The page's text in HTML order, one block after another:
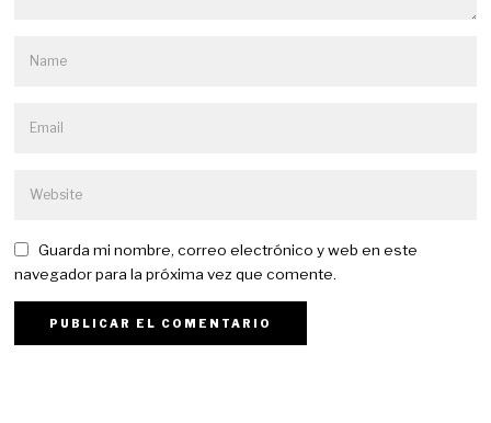
Guarda mi nombre, correo electrónico y web en este
navegador para la próxima vez que comente.